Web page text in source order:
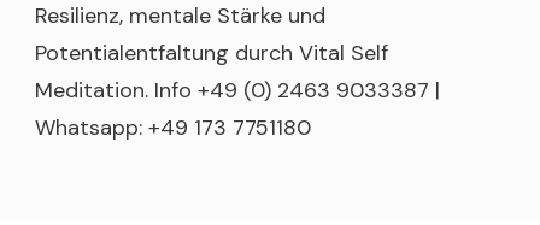
Resilienz, mentale Stärke und
Potentialentfaltung durch Vital Self
Meditation. Info +49 (0) 2463 9033387 |
Whatsapp: +49 173 7751180